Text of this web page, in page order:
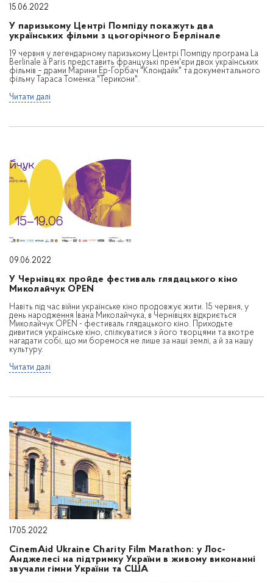
15.06.2022
У паризькому Центрі Помпіду покажуть два
українських фільми з цьогорічного Берлінале
19 червня у легендарному паризькому Центрі Помпіду програма La
Berlinale à Paris представить французькі прем'єри двох українських
фільмів – драми Марини Ер-Горбач "Клондайк" та документального
фільму Тараса Томенка "Терикони".
Читати далі
09.06.2022
У Чернівцях пройде фестиваль глядацького кіно
Миколайчук OPEN
Навіть під час війни українське кіно продовжує жити. 15 червня, у
день народження Івана Миколайчука, в Чернівцях відкриється
Миколайчук OPEN - фестиваль глядацького кіно. Приходьте
дивитися українське кіно, спілкуватися з його творцями та вкотре
нагадати собі, що ми боремося не лише за наші землі, а й за нашу
культуру.
Читати далі
17.05.2022
CinemAid Ukraine Charity Film Marathon: у Лос-
Анджелесі на підтримку України в живому виконанні
звучали гімни України та США